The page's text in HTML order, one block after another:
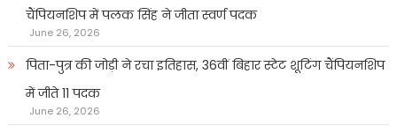
चैंपियनशिप में पलक सिंह ने जीता स्वर्ण पदक
June 26, 2026
पिता-पुत्र की जोड़ी ने रचा इतिहास, 36वीं बिहार स्टेट शूटिंग चैंपियनशिप
में जीते 11 पदक
June 26, 2026